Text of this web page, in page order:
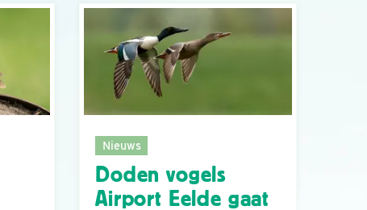
Nieuws
Doden vogels
Airport Eelde gaat